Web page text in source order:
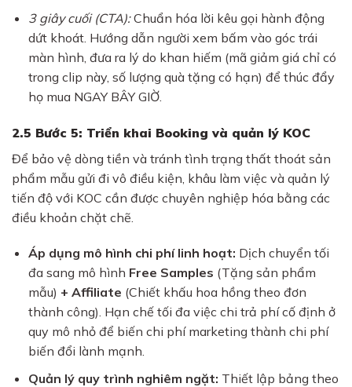
3 giây cuối (CTA):Chuẩn hóa lời kêu gọi hành động
dứt khoát. Hướng dẫn người xem bấm vào góc trái
màn hình, đưa ra lý do khan hiếm (mã giảm giá chỉ có
trong clip này, số lượng quà tặng có hạn) để thúc đẩy
họ mua NGAY BÂY GIỜ.
2.5 Bước 5: Triển khai Booking và quản lý KOC
Để bảo vệ dòng tiền và tránh tình trạng thất thoát sản
phẩm mẫu gửi đi vô điều kiện, khâu làm việc và quản lý
tiến độ với KOC cần được chuyên nghiệp hóa bằng các
điều khoản chặt chẽ.
Áp dụng mô hình chi phí linh hoạt: Dịch chuyển tối
đa sang mô hình Free Samples (Tặng sản phẩm
mẫu) + Affiliate (Chiết khấu hoa hồng theo đơn
thành công). Hạn chế tối đa việc chi trả phí cố định ở
quy mô nhỏ để biến chi phí marketing thành chi phí
biến đổi lành mạnh.
Quản lý quy trình nghiêm ngặt: Thiết lập bảng theo